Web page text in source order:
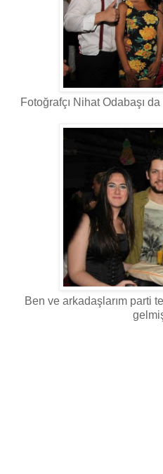
Fotoğrafçı Nihat Odabaşı
Ben ve arkadaşlarım parti